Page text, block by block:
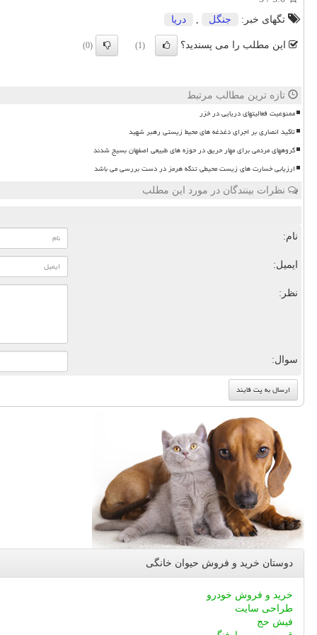
تگهای خبر:
جنگل دریا
این مطلب را می پسندید؟ (1)
(0)
تازه ترین مطالب مرتبط
ممنوعیت فعالیتهای دریایی در خزر
تاکید انصاری بر اجرای دغدغه های محیط زیستی رهبر شهید
گروههای مردمی برای مهار حریق در حوزه های طبیعی اصفهان بسیج شدند
ارزیابی خسارت های زیست محیطی تنگه هرمز در دست بررسی می باشد
نظرات بینندگان در مورد این مطلب
نام:
ایمیل:
نظر:
سوال:
دوستان خرید و فروش حیوان خانگی
خرید و فروش خودرو
طراحی سایت
فیش حج